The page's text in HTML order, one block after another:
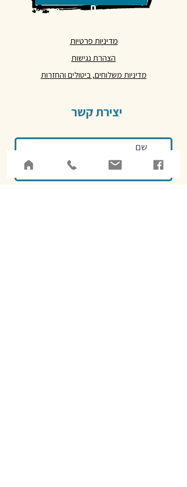
ם
מדיניות פרטיות
הצהרת נגישות
מדיניות משלוחים, ביטולים והחזרות
יצירת קשר